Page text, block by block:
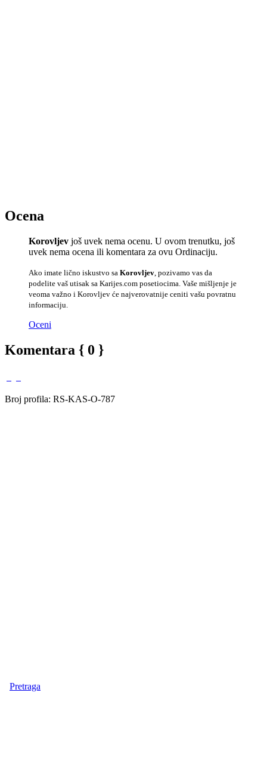
Ocena
Korovljev još uvek nema ocenu. U ovom trenutku, još
uvek nema ocena ili komentara za ovu Ordinaciju.
Ako imate lično iskustvo sa Korovljev , pozivamo vas da
podelite vaš utisak sa Karijes.com posetiocima. Vaše mišljenje je
veoma važno i Korovljev će najverovatnije ceniti vašu povratnu
informaciju.
Oceni
Komentara { 0 }
Broj profila: RS-KAS-O-787
Pretraga